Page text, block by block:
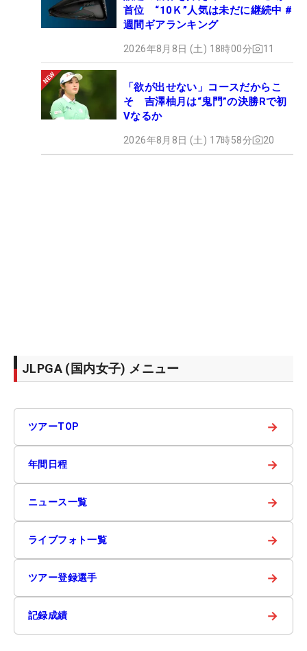
首位 “10Ｋ”人気は未だに継続中 #
週間ギアランキング
2026年8月8日 (土) 18時00分 11
「欲が出せない」コースだからこ
そ 吉澤柚月は“鬼門”の決勝Rで初
Vなるか
2026年8月8日 (土) 17時58分 20
JLPGA (国内女子) メニュー
ツアーTOP →
年間日程 →
ニュース一覧 →
ライブフォト一覧 →
ツアー登録選手 →
記録成績 →